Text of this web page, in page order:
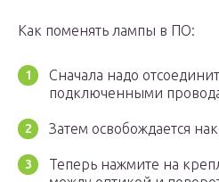
Как поменять лампы в ПО:
Сначала надо
подключенными
Затем освобождается
Теперь нажмите на